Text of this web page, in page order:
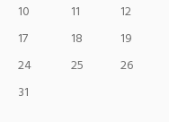
10
11 12
17
18 19
24
25 26
31